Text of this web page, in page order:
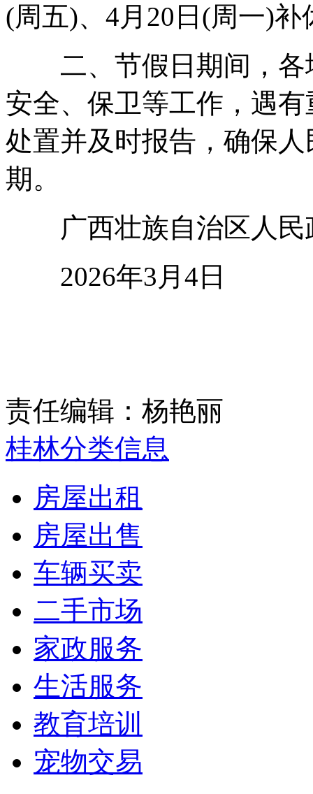
(周五)、4月20日(周一)补
二、节假日期间，各
安全、保卫等工作，遇
处置并及时报告，确保
期。
广西壮族自治区人民
2026年3月4日
责任编辑：杨艳丽
桂林分类信息
房屋出租
房屋出售
车辆买卖
二手市场
家政服务
生活服务
教育培训
宠物交易